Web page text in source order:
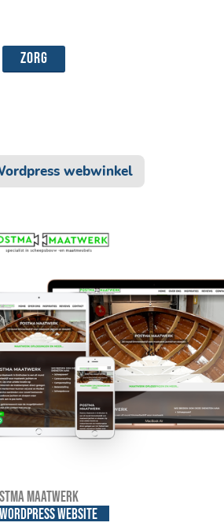
Zorg
webwinkel
Maatwerk
WordPress website